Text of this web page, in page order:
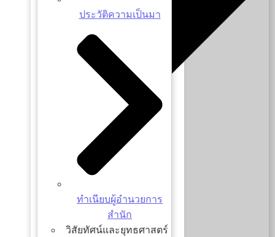
ทำเนียบผู้อำนวยการสำนัก
วิสัยทัศน์และยุทธศาสตร์
ประวัติความเป็นมา
ทำเนียบผู้อำนวยการ
สำนัก
วิสัยทัศน์และยุทธศาสตร์